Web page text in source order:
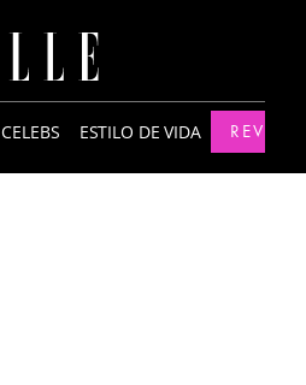
CELEBS ESTILO DE VIDA